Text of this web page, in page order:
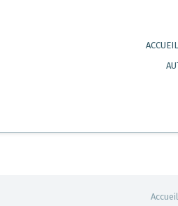
ACCUEIL
Accueil